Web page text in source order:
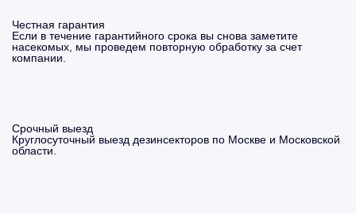
Честная гарантия
Если в течение гарантийного срока вы снова заметите
насекомых, мы проведем повторную обработку за счет
компании.
Срочный выезд
Круглосуточный выезд дезинсекторов по Москве и Московской
области.